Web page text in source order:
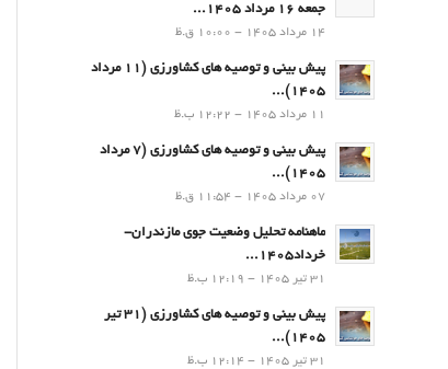
جمعه 16 مرداد 1405...
14 مرداد 1405 - 10:00 ق.ظ
پیش بینی و توصیه های کشاورزی (11 مرداد
۱۴۰۵)...
11 مرداد 1405 - 12:22 ب.ظ
پیش بینی و توصیه های کشاورزی (7 مرداد
۱۴۰۵)...
07 مرداد 1405 - 11:54 ق.ظ
ماهنامه تحلیل وضعیت جوی مازندران-
خرداد1405...
31 تیر 1405 - 12:19 ب.ظ
پیش بینی و توصیه های کشاورزی (31 تیر
۱۴۰۵)...
31 تیر 1405 - 12:14 ب.ظ